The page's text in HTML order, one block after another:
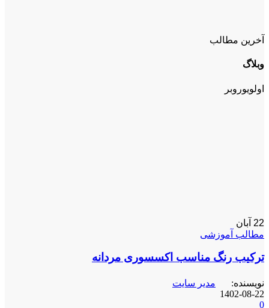
آخرین مطالب
وبلاگ
اولویوروبر
22 آبان
مطالب آموزشی
ترکیب رنگ مناسب اکسسوری مردانه
نویسنده:
مدیر سایت
1402-08-22
0